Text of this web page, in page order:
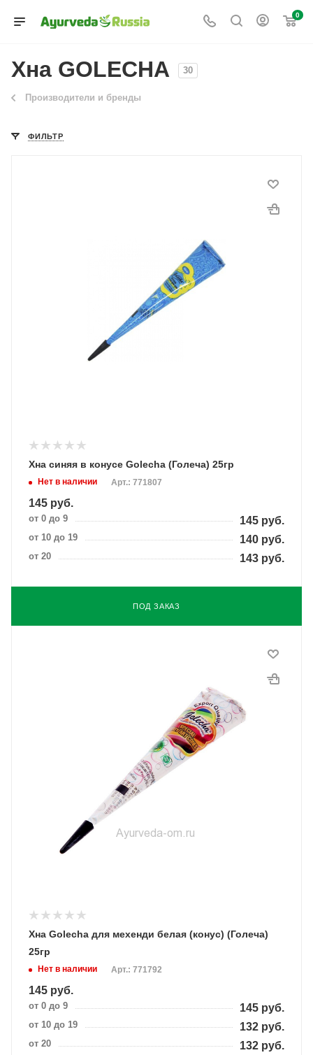
0
Хна GOLECHA 30
Производители и бренды
ФИЛЬТР
Хна синяя в конусе Golecha (Голеча) 25гр
Нет в наличии Арт.: 771807
145 руб.
от 0 до 9 145 руб.
от 10 до 19 140 руб.
от 20 143 руб.
ПОД ЗАКАЗ
Хна Golecha для мехенди белая (конус) (Голеча)
25гр
Нет в наличии Арт.: 771792
145 руб.
от 0 до 9 145 руб.
от 10 до 19 132 руб.
от 20 132 руб.